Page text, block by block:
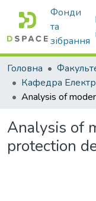
Фонди
та
зібрання
Головна
Analysis of
protection